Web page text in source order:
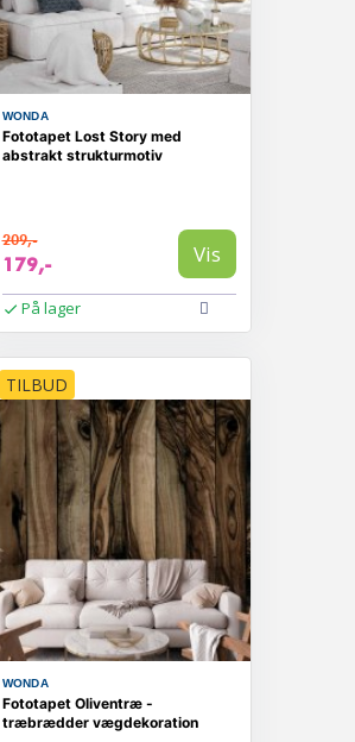
WONDA
Fototapet Lost Story med
abstrakt strukturmotiv
209,-
179,- Vis
På lager
TILBUD
WONDA
Fototapet Oliventræ -
træbrædder vægdekoration